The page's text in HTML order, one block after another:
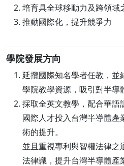
培育具全球移動力及跨領域
推動國際化，提升競爭力
學院發展方向
延攬國際知名學者任教，並
學院教學資源，吸引對半導
採取全英文教學，配合華
國際人才投入台灣半導體
術的提升。
並且重視專利與智權法律
法律識，提升台灣半導體產